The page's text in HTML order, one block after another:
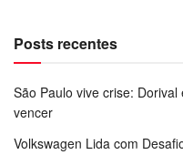
Posts recentes
São Paulo vive crise:
vencer
Volkswagen Lida com